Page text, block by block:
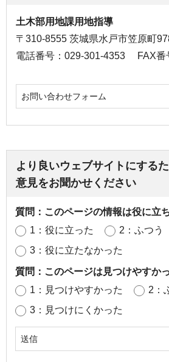
土木部用地課用地指導
〒310-8555 茨城県水戸市笠原町
電話番号：029-301-4353
FAX
お問い合わせフォーム
より良いウェブサイトにする
意見をお聞かせください
質問：このページの情報は役に立
1：役に立った
2：ふつう
3：役に立たなかった
質問：このページは見つけやすか
1：見つけやすかった
2：
3：見つけにくかった